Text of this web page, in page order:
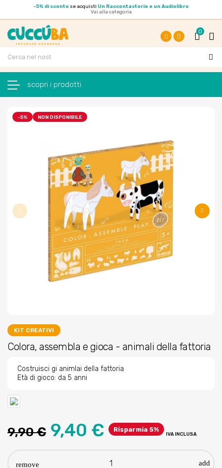
-5% di sconto se acquisti Un Raccontastorie e un Audiolibro
Vai alla categoria
FacebookInstagram
0
-5% NON DISPONIBILE
KIT CREATIVI
Colora, assembla e gioca - animali della fattoria
Costruisci gi animlai della fattoria
Età di gioco: da 5 anni
9,90 € 9,40 € Risparmia 5%
IVA INCLUSA